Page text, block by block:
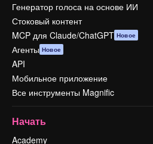
Генератор голоса на основе ИИ
Стоковый контент
MCP для Claude/ChatGPT Новое
Агенты Новое
API
Мобильное приложение
Все инструменты Magnific
Начать
Academy